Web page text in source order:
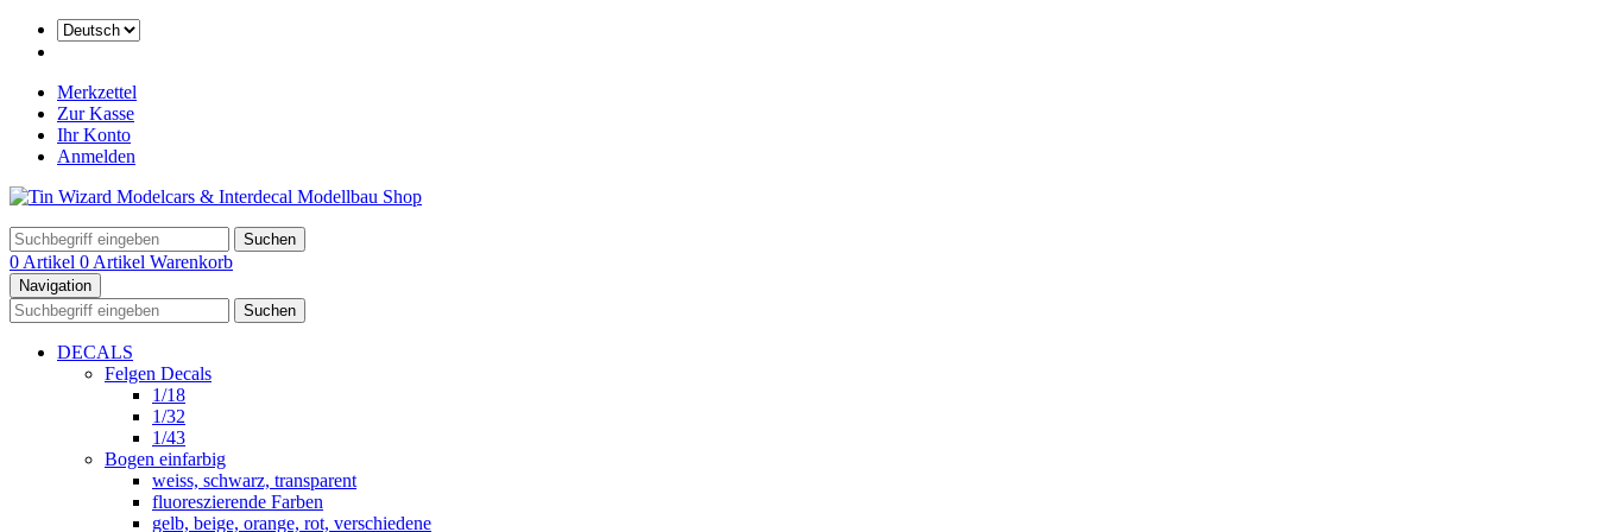
Merkzettel
Zur Kasse
Ihr Konto
Anmelden
Suchen
0 Artikel 0 Artikel Warenkorb
Navigation
Suchen
DECALS
Felgen Decals
1/18
1/32
1/43
Bogen einfarbig
weiss, schwarz, transparent
fluoreszierende Farben
gelb, beige, orange, rot, verschiedene